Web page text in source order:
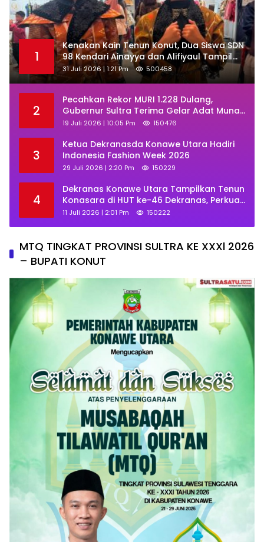
1
‎Kenakan Kain Tenun Konut, Dua Siswa SDN
98 Kendari Ainayya dan Alifiyaul Tampil
Memukau di Ajang BTN Indonesia Fashion
Week 2026
31 Juli 2026 | 1:21 Pm 500458
2
Pecahkan Rekor MURI 1.228 Dulang,
Gubernur Sultra Terima Gelar Adat Muna
dan Ajak KKMM Bersinergi
19 Juli 2026 | 10:05 Pm 150476
3
Ketua Dekranasda Konawe Utara Hadiri
Indonesia Fashion Week 2026
29 Juli 2026 | 2:20 Pm 150229
4
Dekranas Konawe Utara Tampilkan Tenun
Konasara di HUT ke-46 Dekranas, Perkuat
Promosi UMKM Daerah
11 Juli 2026 | 2:01 Pm 150222
MTQ TINGKAT PROVINSI SULTRA KE XXXl 2026
– BUPATI KONUT